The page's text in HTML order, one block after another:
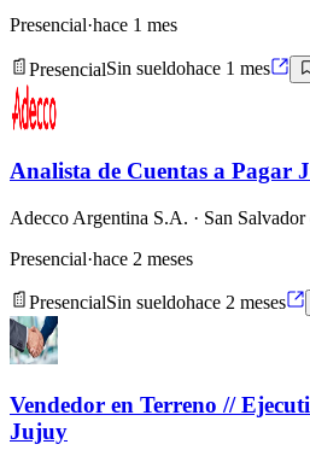
Presencial·hace 1 mes
PresencialSin sueldohace 1 mes
Analista de Cuentas a Pagar
Adecco Argentina S.A. · San
Presencial·hace 2 meses
PresencialSin sueldohace 2 meses
Vendedor en Terreno //
Jujuy